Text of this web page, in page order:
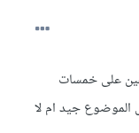
على خمسات
الموضوع جيد ام لا